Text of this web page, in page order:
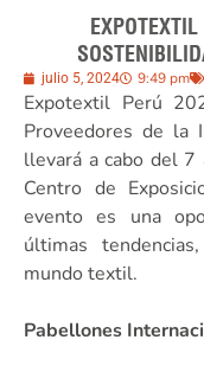
julio 5, 2024 9:49 pm
Expotextil Perú
Proveedores de la
llevará a cabo del
Centro de
evento es una
últimas
mundo textil.
Pabellones